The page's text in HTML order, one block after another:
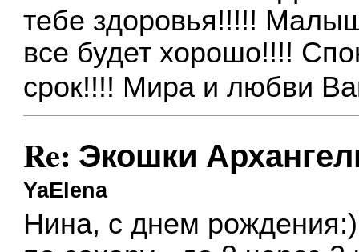
тебе здоровья!!!!!
все будет хорошо!!!!
срок!!!! Мира и любви
Re: Экошки
YaElena
Нина, с днем рождения:)